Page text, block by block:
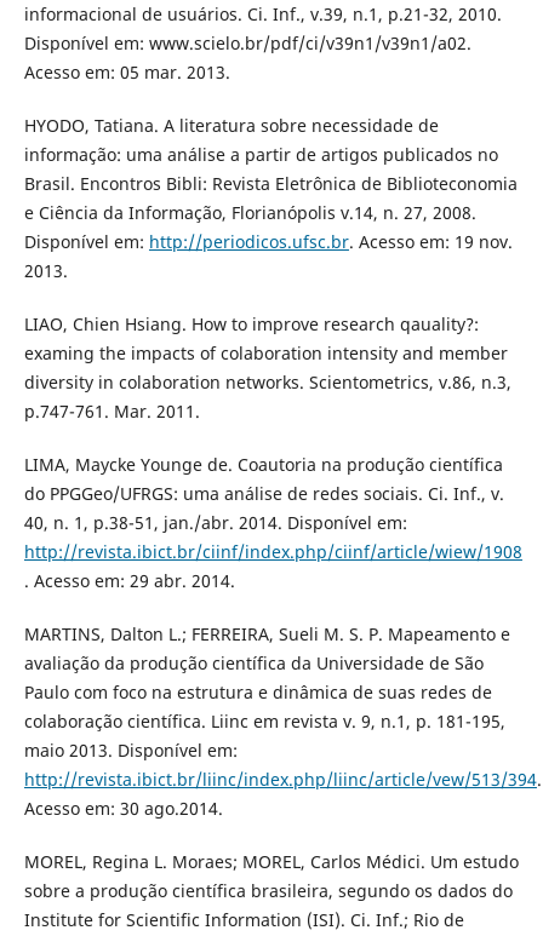
informacional de usuários. Ci. Inf., v.39, n.1, p.21-32, 2010.
Disponível em: www.scielo.br/pdf/ci/v39n1/v39n1/a02.
Acesso em: 05 mar. 2013.
HYODO, Tatiana. A literatura sobre necessidade de
informação: uma análise a partir de artigos publicados no
Brasil. Encontros Bibli: Revista Eletrônica de Biblioteconomia
e Ciência da Informação, Florianópolis v.14, n. 27, 2008.
Disponível em: http://periodicos.ufsc.br. Acesso em: 19 nov.
2013.
LIAO, Chien Hsiang. How to improve research qauality?:
examing the impacts of colaboration intensity and member
diversity in colaboration networks. Scientometrics, v.86, n.3,
p.747-761. Mar. 2011.
LIMA, Maycke Younge de. Coautoria na produção científica
do PPGGeo/UFRGS: uma análise de redes sociais. Ci. Inf., v.
40, n. 1, p.38-51, jan./abr. 2014. Disponível em:
http://revista.ibict.br/ciinf/index.php/ciinf/article/wiew/1908
. Acesso em: 29 abr. 2014.
MARTINS, Dalton L.; FERREIRA, Sueli M. S. P. Mapeamento e
avaliação da produção científica da Universidade de São
Paulo com foco na estrutura e dinâmica de suas redes de
colaboração científica. Liinc em revista v. 9, n.1, p. 181-195,
maio 2013. Disponível em:
http://revista.ibict.br/liinc/index.php/liinc/article/vew/513/394.
Acesso em: 30 ago.2014.
MOREL, Regina L. Moraes; MOREL, Carlos Médici. Um estudo
sobre a produção científica brasileira, segundo os dados do
Institute for Scientific Information (ISI). Ci. Inf.; Rio de